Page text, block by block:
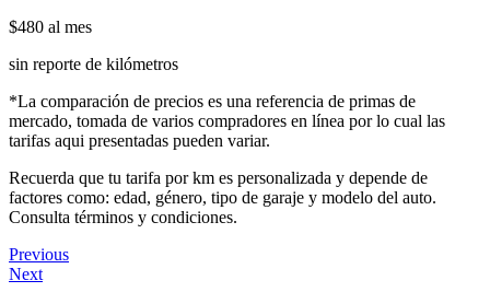
$480 al mes
sin reporte de kilómetros
*La comparación de precios es una referencia de primas de
mercado, tomada de varios compradores en línea por lo cual las
tarifas aqui presentadas pueden variar.
Recuerda que tu tarifa por km es personalizada y depende de
factores como: edad, género, tipo de garaje y modelo del auto.
Consulta términos y condiciones.
Previous
Next